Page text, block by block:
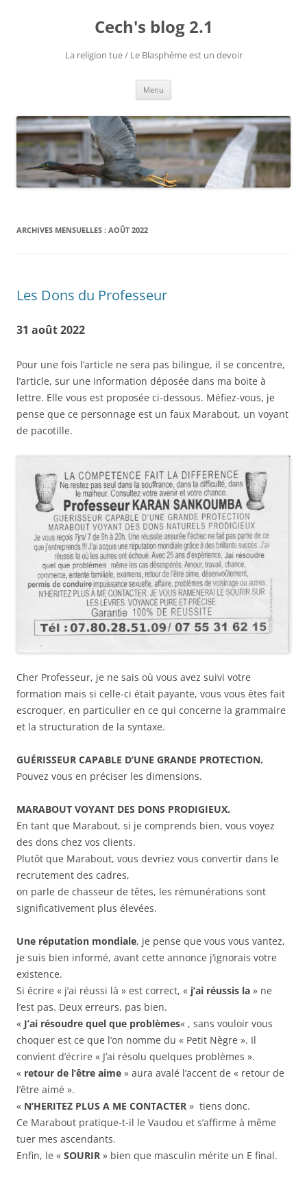
Cech's blog 2.1
La religion tue / Le Blasphème est un devoir
Menu
ARCHIVES MENSUELLES : AOÛT 2022
Les Dons du Professeur
31 août 2022
Pour une fois l’article ne sera pas bilingue, il se concentre,
l’article, sur une information déposée dans ma boite à
lettre. Elle vous est proposée ci-dessous. Méfiez-vous, je
pense que ce personnage est un faux Marabout, un voyant
de pacotille.
Cher Professeur, je ne sais où vous avez suivi votre
formation mais si celle-ci était payante, vous vous êtes fait
escroquer, en particulier en ce qui concerne la grammaire
et la structuration de la syntaxe.
GUÉRISSEUR CAPABLE D’UNE GRANDE PROTECTION.
Pouvez vous en préciser les dimensions.
MARABOUT VOYANT DES DONS PRODIGIEUX.
En tant que Marabout, si je comprends bien, vous voyez
des dons chez vos clients.
Plutôt que Marabout, vous devriez vous convertir dans le
recrutement des cadres,
on parle de chasseur de têtes, les rémunérations sont
significativement plus élevées.
Une réputation mondiale, je pense que vous vous vantez,
je suis bien informé, avant cette annonce j’ignorais votre
existence.
Si écrire « j’ai réussi là » est correct, « j’ai réussis la » ne
l’est pas. Deux erreurs, pas bien.
« J’ai résoudre quel que problèmes« , sans vouloir vous
choquer est ce que l’on nomme du « Petit Nègre ». Il
convient d’écrire « J’ai résolu quelques problèmes ».
« retour de l’être aime » aura avalé l’accent de « retour de
l’être aimé ».
« N’HERITEZ PLUS A ME CONTACTER » tiens donc.
Ce Marabout pratique-t-il le Vaudou et s’affirme à même
tuer mes ascendants.
Enfin, le « SOURIR » bien que masculin mérite un E final.